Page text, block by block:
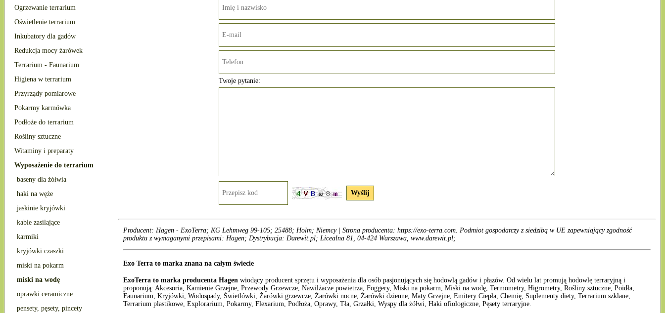
Ogrzewanie terrarium
Oświetlenie terrarium
Inkubatory dla gadów
Redukcja mocy żarówek
Terrarium - Faunarium
Higiena w terrarium
Przyrządy pomiarowe
Pokarmy karmówka
Podłoże do terrarium
Rośliny sztuczne
Witaminy i preparaty
Wyposażenie do terrarium
baseny dla żółwia
haki na węże
jaskinie kryjówki
kable zasilające
karmiki
kryjówki czaszki
miski na pokarm
miski na wodę
oprawki ceramiczne
pensety, pęsety, pincety
Twoje pytanie:
Producent: Hagen - ExoTerra; KG Lehmweg 99-105; 25488; Holm; Niemcy | Strona producenta: https://exo-terra.com. Podmiot gospodarczy z siedzibą w UE zapewniający zgodność
produktu z wymaganymi przepisami: Hagen; Dystrybucja: Darewit.pl; Licealna 81, 04-424 Warszawa, www.darewit.pl;
Exo Terra to marka znana na całym świecie
ExoTerra to marka producenta Hagen wiodący producent sprzętu i wyposażenia dla osób pasjonujących się hodowlą gadów i płazów. Od wielu lat promują hodowlę terraryjną i
proponują: Akcesoria, Kamienie Grzejne, Przewody Grzewcze, Nawilżacze powietrza, Foggery, Miski na pokarm, Miski na wodę, Termometry, Higrometry, Rośliny sztuczne, Poidła,
Faunarium, Kryjówki, Wodospady, Świetlówki, Żarówki grzewcze, Żarówki nocne, Żarówki dzienne, Maty Grzejne, Emitery Ciepła, Chemię, Suplementy diety, Terrarium szklane,
Terrarium plastikowe, Explorarium, Pokarmy, Flexarium, Podłoża, Oprawy, Tła, Grzałki, Wyspy dla żółwi, Haki ofiologiczne, Pęsety terraryjne.